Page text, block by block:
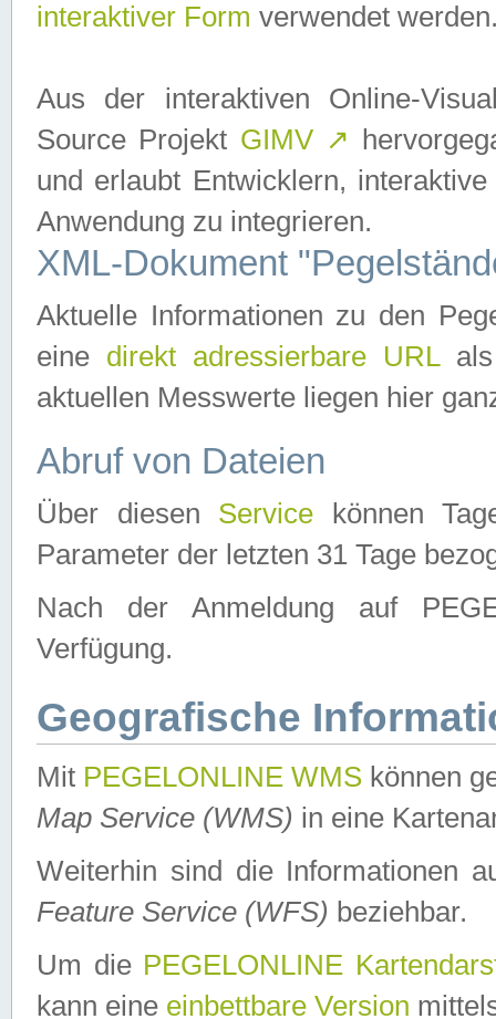
interaktiver Form verwendet
Aus der interaktiven Online-
Source Projekt GIMV ↗
und erlaubt Entwicklern,
Anwendung zu integrieren.
XML-Dokument
Aktuelle Informationen zu den
eine direkt adressierbare URLals
aktuellen Messwerte liegen hier
Abruf von Dateien
Über diesen Service können
Parameter der letzten 31 Tage
Nach der Anmeldung auf
Verfügung.
Geografische
Mit PEGELONLINE WMS können
Map Service (WMS) in eine
Weiterhin sind die Informationen
Feature Service (WFS) beziehbar.
Um die PEGELONLINE
kann eine einbettbare Version